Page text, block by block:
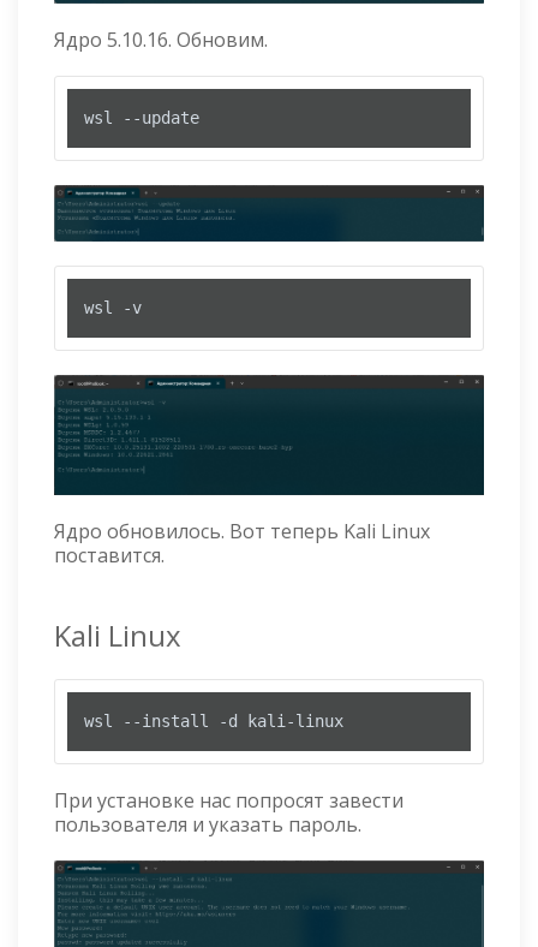
Ядро 5.10.16. Обновим.
wsl --update
wsl -v
Ядро обновилось. Вот теперь Kali Linux
поставится.
Kali Linux
wsl --install -d kali-linux
При установке нас попросят завести
пользователя и указать пароль.